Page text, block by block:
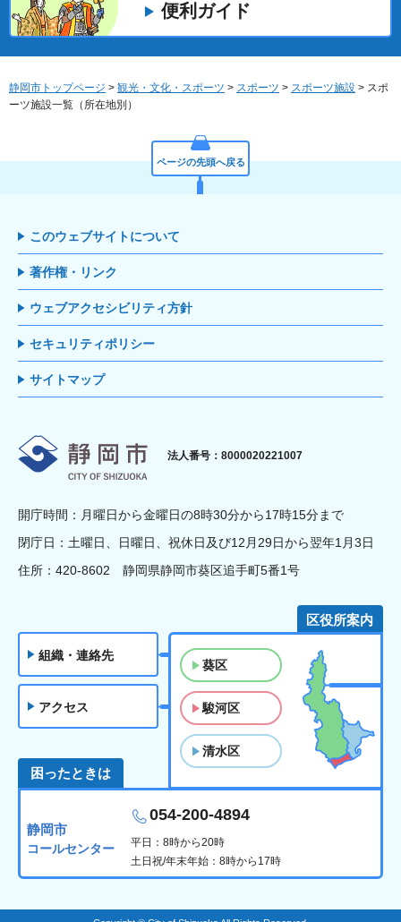
便利ガイド
静岡市トップページ > 観光・文化・スポーツ > スポーツ > スポーツ施設 > スポ
ーツ施設一覧（所在地別）
ページの先頭へ戻る
このウェブサイトについて
著作権・リンク
ウェブアクセシビリティ方針
セキュリティポリシー
サイトマップ
静岡市
法人番号：8000020221007
開庁時間：月曜日から金曜日の8時30分から17時15分まで
閉庁日：土曜日、日曜日、祝休日及び12月29日から翌年1月3日
住所：420-8602 静岡県静岡市葵区追手町5番1号
組織・連絡先
アクセス
区役所案内
葵区
駿河区
清水区
困ったときは
静岡市
コールセンター
054-200-4894
平日：8時から20時
土日祝/年末年始：8時から17時